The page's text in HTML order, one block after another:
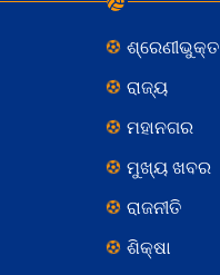
ରାଜ୍ୟ
ମହାନଗର
ମୁଖ୍ୟ ଖବର
ରାଜନୀତି
ଶିକ୍ଷା